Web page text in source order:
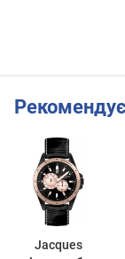
Jacques